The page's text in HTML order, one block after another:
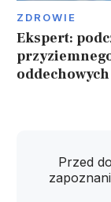
ZDROWIE
Ekspert:
oddechowych
Przed